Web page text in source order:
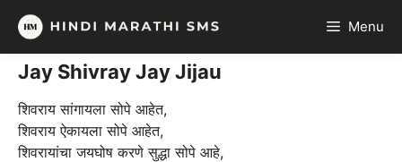
Skip
content
Menu
Jay Shivray Jay Jijau
शिवराय सांगायला सोपे आहेत,
शिवराय ऐकायला सोपे आहेत,
शिवरायांचा जयघोष करणे सुद्धा सोपे आहे,